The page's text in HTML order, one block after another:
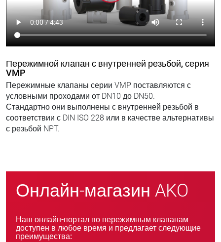
Пережимной клапан с внутренней резьбой, серия
VMP
Пережимные клапаны серии VMP поставляются с
условными проходами от DN10 до DN50.
Стандартно они выполнены с внутренней резьбой в
соответствии с DIN ISO 228 или в качестве альтернативы
с резьбой NPT.
Онлайн-магазин AKO
Наш онлайн-портал по пережимным клапанам
доступен в любое время и предлагает следующие
преимущества: